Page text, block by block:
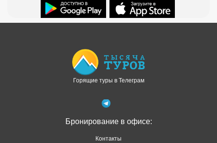
Горящие туры в Телеграм
Бронирование в офисе:
Контакты